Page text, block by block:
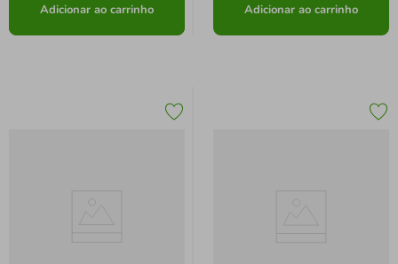
Adicionar ao carrinho Adicionar ao carrinho